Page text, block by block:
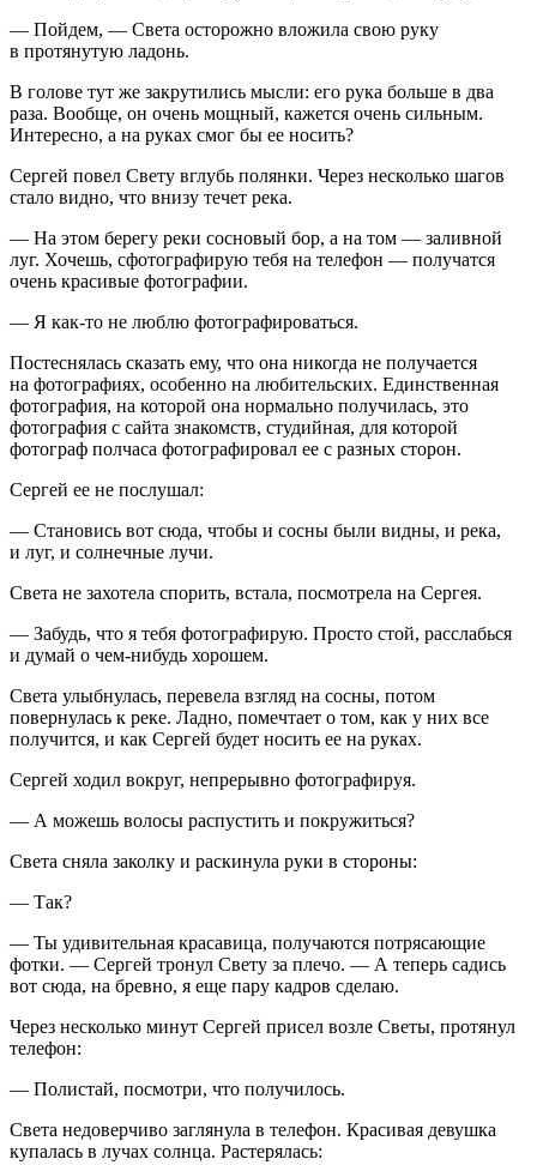
— Пойдем, — Света осторожно вложила свою руку
в протянутую ладонь.
В голове тут же закрутились мысли: его рука больше в два
раза. Вообще, он очень мощный, кажется очень сильным.
Интересно, а на руках смог бы ее носить?
Сергей повел Свету вглубь полянки. Через несколько шагов
стало видно, что внизу течет река.
— На этом берегу реки сосновый бор, а на том — заливной
луг. Хочешь, сфотографирую тебя на телефон — получатся
очень красивые фотографии.
— Я как-то не люблю фотографироваться.
Постеснялась сказать ему, что она никогда не получается
на фотографиях, особенно на любительских. Единственная
фотография, на которой она нормально получилась, это
фотография с сайта знакомств, студийная, для которой
фотограф полчаса фотографировал ее с разных сторон.
Сергей ее не послушал:
— Становись вот сюда, чтобы и сосны были видны, и река,
и луг, и солнечные лучи.
Света не захотела спорить, встала, посмотрела на Сергея.
— Забудь, что я тебя фотографирую. Просто стой, расслабься
и думай о чем-нибудь хорошем.
Света улыбнулась, перевела взгляд на сосны, потом
повернулась к реке. Ладно, помечтает о том, как у них все
получится, и как Сергей будет носить ее на руках.
Сергей ходил вокруг, непрерывно фотографируя.
— А можешь волосы распустить и покружиться?
Света сняла заколку и раскинула руки в стороны:
— Так?
— Ты удивительная красавица, получаются потрясающие
фотки. — Сергей тронул Свету за плечо. — А теперь садись
вот сюда, на бревно, я еще пару кадров сделаю.
Через несколько минут Сергей присел возле Светы, протянул
телефон:
— Полистай, посмотри, что получилось.
Света недоверчиво заглянула в телефон. Красивая девушка
купалась в лучах солнца. Растерялась: